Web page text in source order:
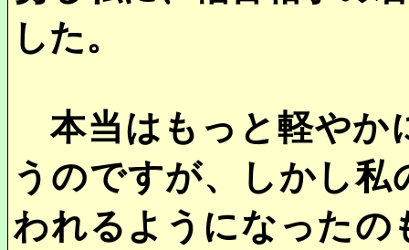
した。
本当はもっと軽やか
うのですが、しかし
われるようになったの